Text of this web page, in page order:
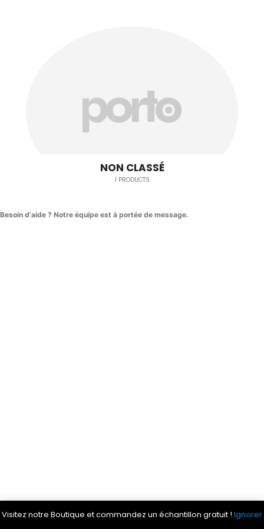
NON CLASSÉ
1 PRODUCTS
Visitez notre Boutique et commandez un échantillon gratuit ! Ignorer
Besoin d'aide ? Notre équipe est à portée de message.